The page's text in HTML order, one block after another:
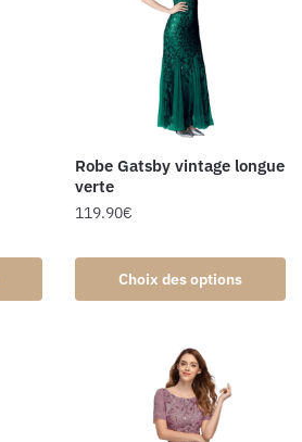
Robe Gatsby vintage longue
verte
119.90€
Choix des options